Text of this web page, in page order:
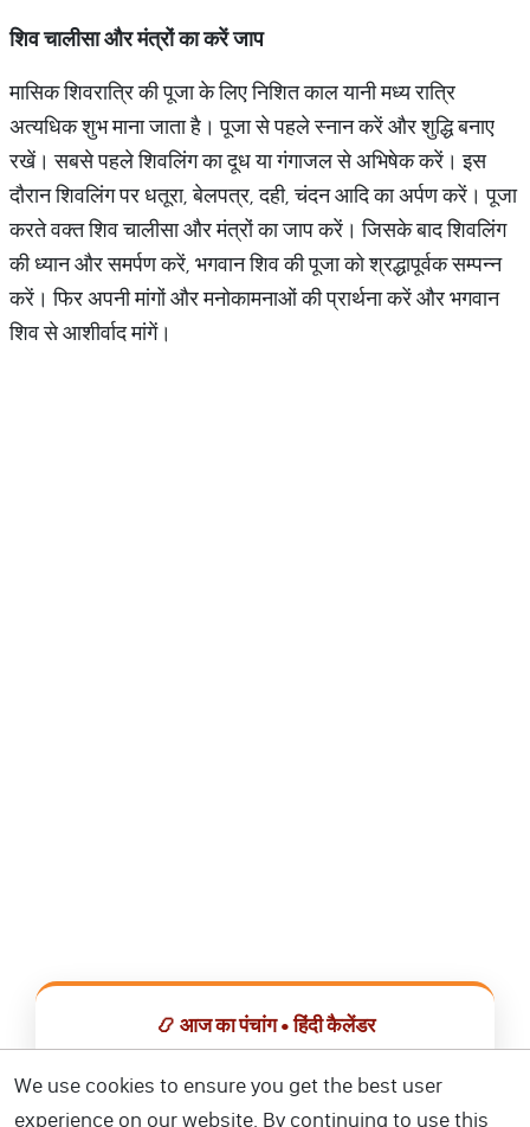
शिवचालीसाऔरमंत्रोंकाकरेंजाप
मासिक शिवरात्रि की पूजा के लिए निशित काल यानी मध्य रात्रि
अत्यधिक शुभ माना जाता है। पूजा से पहले स्नान करें और शुद्धि बनाए
रखें। सबसे पहले शिवलिंग का दूध या गंगाजल से अभिषेक करें। इस
दौरान शिवलिंग पर धतूरा, बेलपत्र, दही, चंदन आदि का अर्पण करें। पूजा
करते वक्त शिव चालीसा और मंत्रों का जाप करें। जिसके बाद शिवलिंग
की ध्यान और समर्पण करें, भगवान शिव की पूजा को श्रद्धापूर्वक सम्पन्न
करें। फिर अपनी मांगों और मनोकामनाओं की प्रार्थना करें और भगवान
शिव से आशीर्वाद मांगें।
📿 आज का पंचांग • हिंदी कैलेंडर
We use cookies to ensure you get the best user
experience on our website. By continuing to use this